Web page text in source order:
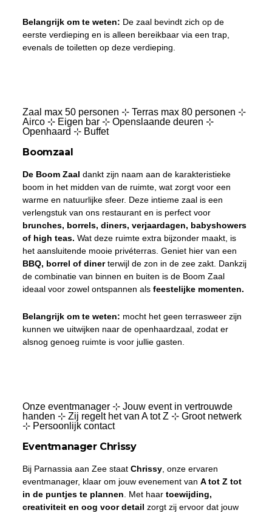
Belangrijk om te weten: De zaal bevindt zich op de
eerste verdieping en is alleen bereikbaar via een trap,
evenals de toiletten op deze verdieping.
Zaal max 50 personen ⊹ Terras max 80 personen ⊹
Airco ⊹ Eigen bar ⊹ Openslaande deuren ⊹
Openhaard ⊹ Buffet
Boomzaal
De Boom Zaal dankt zijn naam aan de karakteristieke
boom in het midden van de ruimte, wat zorgt voor een
warme en natuurlijke sfeer. Deze intieme zaal is een
verlengstuk van ons restaurant en is perfect voor
brunches, borrels, diners, verjaardagen, babyshowers
of high teas.Wat deze ruimte extra bijzonder maakt, is
het aansluitende mooie privéterras. Geniet hier van een
BBQ, borrel of dinerterwijl de zon in de zee zakt. Dankzij
de combinatie van binnen en buiten is de Boom Zaal
ideaal voor zowel ontspannen alsfeestelijke momenten.
Belangrijk om te weten: mocht het geen terrasweer zijn
kunnen we uitwijken naar de openhaardzaal, zodat er
alsnog genoeg ruimte is voor jullie gasten.
Onze eventmanager ⊹ Jouw event in vertrouwde
handen ⊹ Zij regelt het van A tot Z ⊹ Groot netwerk
⊹ Persoonlijk contact
Eventmanager Chrissy
Bij Parnassia aan Zee staatChrissy , onze ervaren
eventmanager, klaar om jouw evenement vanA tot Z tot
in de puntjes te plannen . Met haartoewijding,
creativiteit en oog voor detail zorgt zij ervoor dat jouw